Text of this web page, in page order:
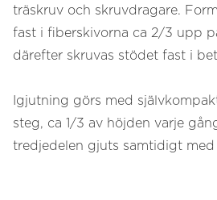
träskruv och skruvdragare.
fast i fiberskivorna ca 2/3 upp
därefter skruvas stödet fast i
Igjutning görs med
steg, ca 1/3 av höjden varje
tredjedelen gjuts samtidigt med